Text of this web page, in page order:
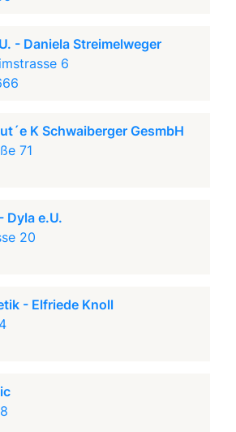
- Daniela Streimelweger
6
K Schwaiberger GesmbH
71
Dyla e.U.
20
- Elfriede Knoll